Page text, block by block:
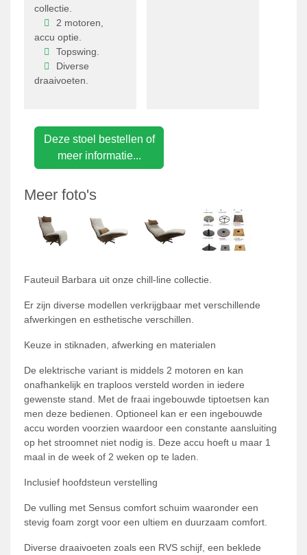
collectie.
2 motoren,
accu optie.
Topswing.
Diverse
draaivoeten.
Deze stoel bestellen of
meer informatie...
Meer foto's
Fauteuil Barbara uit onze chill-line collectie.
Er zijn diverse modellen verkrijgbaar met verschillende
afwerkingen en esthetische verschillen.
Keuze in stiknaden, afwerking en materialen
De elektrische variant is middels 2 motoren en kan
onafhankelijk en traploos versteld worden in iedere
gewenste stand. Met de fraai ingebouwde tiptoetsen kan
men deze bedienen. Optioneel kan er een ingebouwde
accu worden voorzien waardoor een constante aansluiting
op het stroomnet niet nodig is. Deze accu hoeft u maar 1
maal in de week of 2 weken op te laden.
Inclusief hoofdsteun verstelling
De vulling met Sensus comfort schuim waaronder een
stevig foam zorgt voor een ultiem en duurzaam comfort.
Diverse draaivoeten zoals een RVS schijf, een beklede